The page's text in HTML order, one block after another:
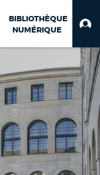
BIBLIOTHÈQUE
NUMÉRIQUE